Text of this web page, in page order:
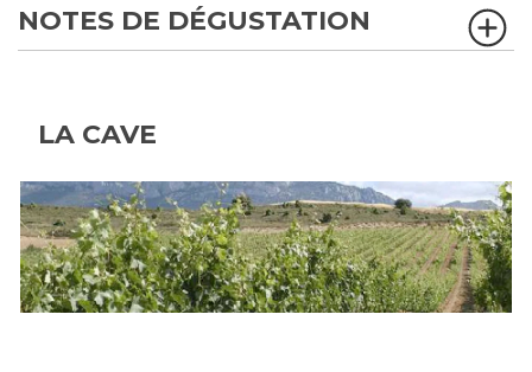
NOTES DE DÉGUSTATION
LA CAVE